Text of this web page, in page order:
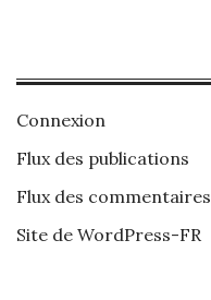
Connexion
Flux des publications
Flux des commentaires
Site de WordPress-FR